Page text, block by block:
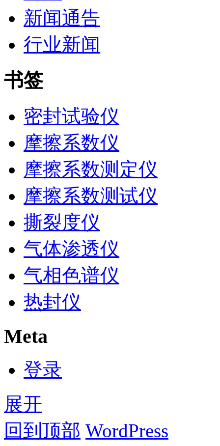
新闻通告
行业新闻
书签
密封试验仪
摩擦系数仪
摩擦系数测定仪
摩擦系数测试仪
撕裂度仪
气体渗透仪
气相色谱仪
热封仪
Meta
登录
展开
回到顶部 WordPress